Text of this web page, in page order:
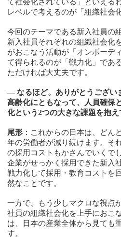
レベルで考えるのが「組織社会
今回のテーマである新入社員の
新入社員それぞれの組織社会化
がおこなう活動が「オンボーデ
て得られるのが「戦力化」であ
ただければ大丈夫です。
― なるほど。ありがとうござい
高齢化にともなって、人員確保
化という2つの大きな課題を抱え
尾形 ：これからの日本は、どん
年の労働者が減り続けます。そ
の採用コストもかさんでいくで
企業がせっかく採用できた新入
戦力化して採用・教育コストを
然なことです。
一方で、もう少しマクロな視点
社員の組織社会化を上手におこ
は、日本の産業全体から見ても
す。